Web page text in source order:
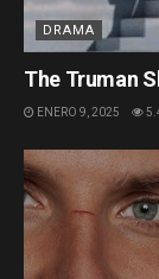
DRAMA
The Truman
ENERO 9, 2025